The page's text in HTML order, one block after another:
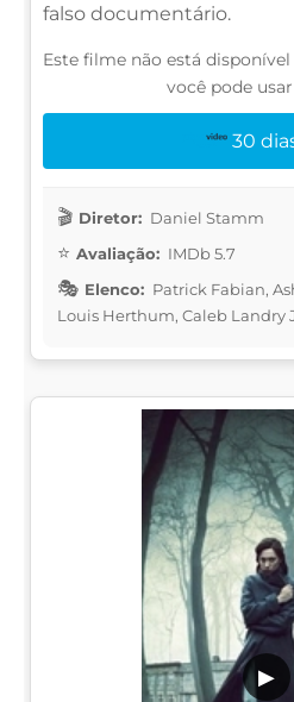
falso documentário.
Este filme não está
você pode
30
Diretor: Daniel Stamm
Avaliação: IMDb 5.7
Elenco: Patrick Fabian,
Louis Herthum, Caleb Landry
▶